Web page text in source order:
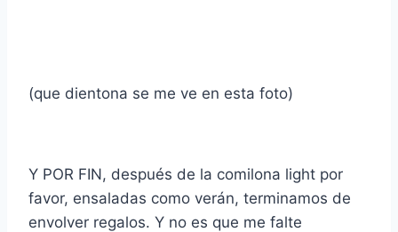
(que dientona se me ve en esta foto)
Y POR FIN, después de la comilona light por
favor, ensaladas como verán, terminamos de
envolver regalos. Y no es que me falte